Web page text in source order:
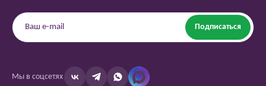
Подписаться
Мы в соцсетях